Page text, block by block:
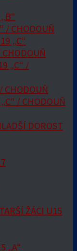
/ CHODOUŇ
„C“
„C“ /
CHODOUŇ
/ CHODOUŇ
DOROST
ŽÁCI U15
„A“